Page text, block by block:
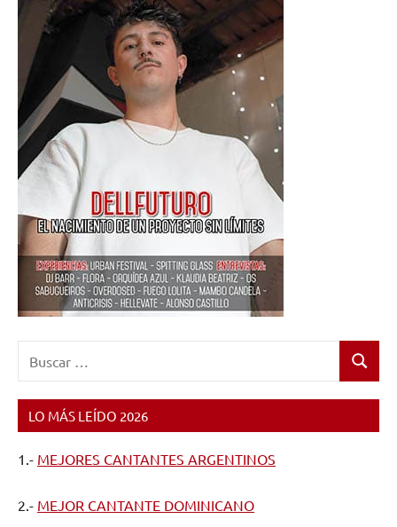
Buscar
LO MÁS LEÍDO 2026
1.- MEJORES CANTANTES ARGENTINOS
2.- MEJOR CANTANTE DOMINICANO